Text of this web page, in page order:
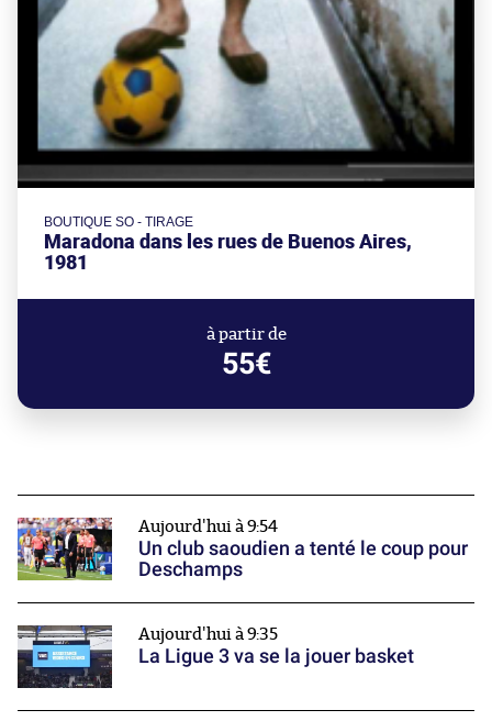
BOUTIQUE SO - TIRAGE
Maradona dans les rues de Buenos Aires,
1981
à partir de
55€
Aujourd'hui à 9:54
Un club saoudien a tenté le coup pour
Deschamps
Aujourd'hui à 9:35
La Ligue 3 va se la jouer basket